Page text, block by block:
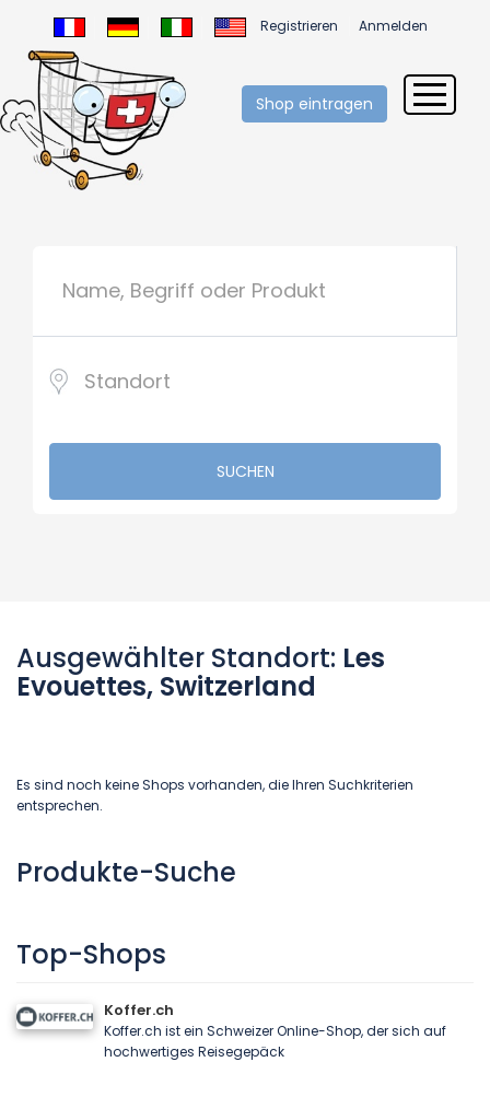
Registrieren Anmelden
Shop eintragen
SUCHEN
Ausgewählter Standort: Les
Evouettes, Switzerland
Es sind noch keine Shops vorhanden, die Ihren Suchkriterien
entsprechen.
Produkte-Suche
Top-Shops
Koffer.ch
Koffer.ch ist ein Schweizer Online-Shop, der sich auf
hochwertiges Reisegepäck